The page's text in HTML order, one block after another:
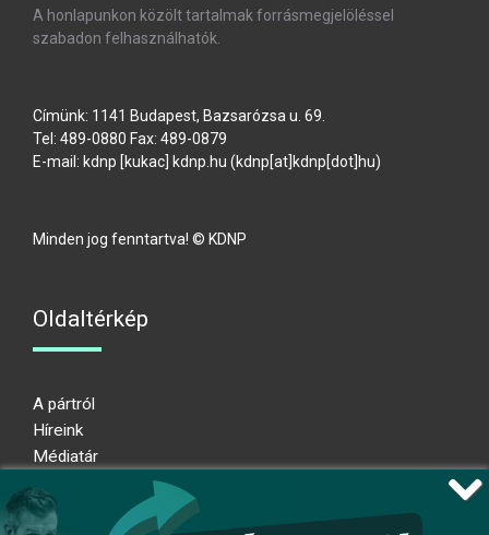
A honlapunkon közölt tartalmak forrásmegjelöléssel
szabadon felhasználhatók.
Címünk: 1141 Budapest, Bazsarózsa u. 69.
Tel: 489-0880 Fax: 489-0879
E-mail: kdnp [kukac] kdnp.hu (kdnp[at]kdnp[dot]hu)
Minden jog fenntartva! © KDNP
Oldaltérkép
A pártról
Híreink
Médiatár
Adatkezelési nyilatkozat